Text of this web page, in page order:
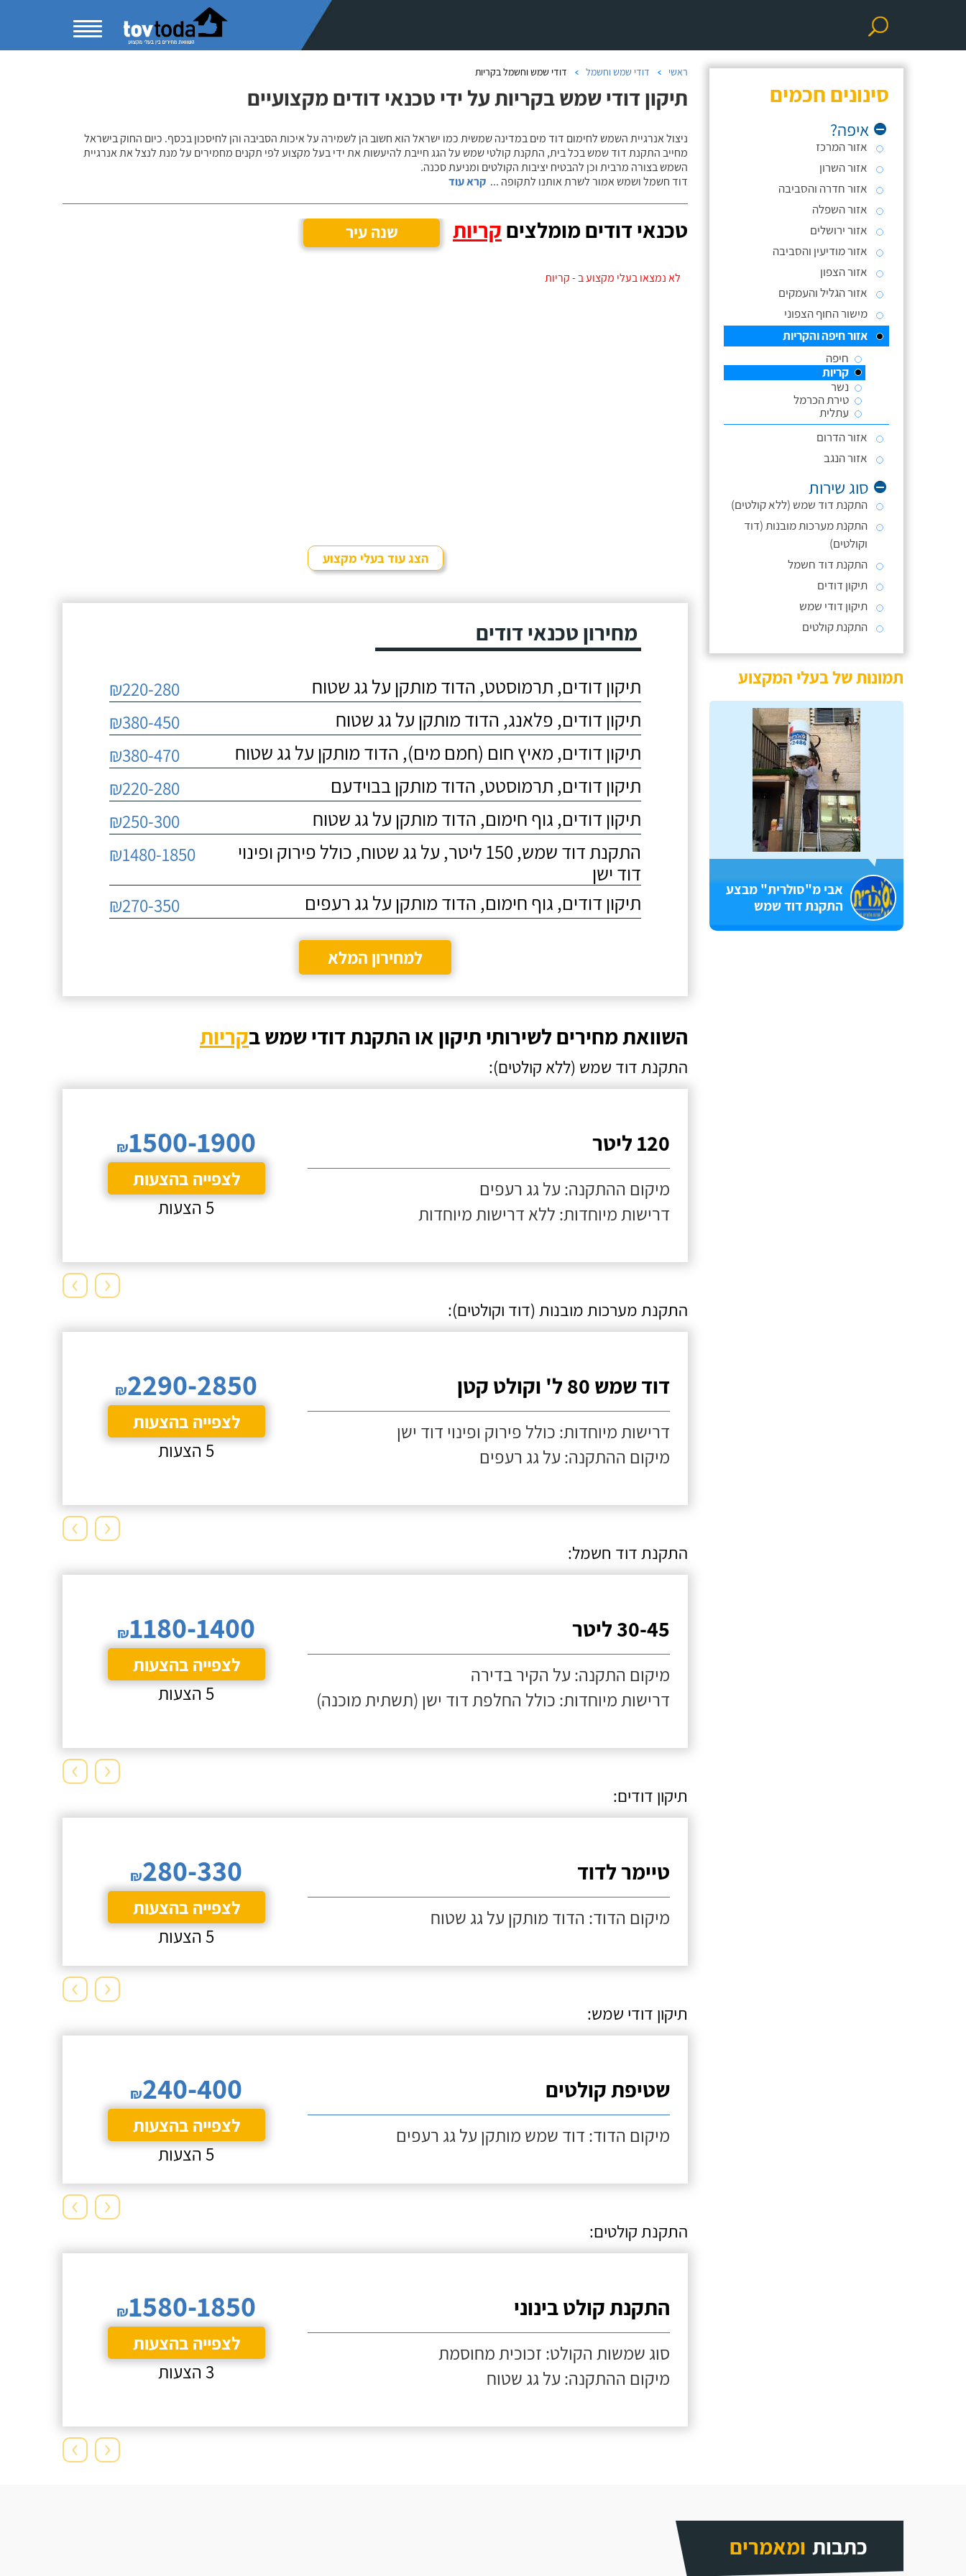
סינונים חכמים
איפה?
אזור המרכז
אזור השרון
אזור חדרה והסביבה
אזור השפלה
אזור ירושלים
אזור מודיעין והסביבה
אזור הצפון
אזור הגליל והעמקים
מישור החוף הצפוני
אזור חיפה והקריות
חיפה
קריות
נשר
טירת הכרמל
עתלית
אזור הדרום
אזור הנגב
סוג שירות
התקנת דוד שמש (ללא קולטים)
התקנת מערכות מובנות (דוד
וקולטים)
התקנת דוד חשמל
תיקון דודים
תיקון דודי שמש
התקנת קולטים
תמונות של בעלי המקצוע
אבי מ"סולרית" מבצע
התקנת דוד שמש
ראשי דודי שמש וחשמל דודי שמש וחשמל בקריות
תיקון דודי שמש בקריות על ידי טכנאי דודים מקצועיים
ניצול אנרגיית השמש לחימום דוד מים במדינה שמשית כמו ישראל הוא חשוב הן לשמירה על איכות הסביבה והן לחיסכון בכסף. כיום החוק בישראל
מחייב התקנת דוד שמש בכל בית, התקנת קולטי שמש על הגג חייבת להיעשות את ידי בעל מקצוע לפי תקנים מחמירים על מנת לנצל את אנרגיית
השמש בצורה מרבית וכן להבטיח יציבות הקולטים ומניעת סכנה.
דוד חשמל ושמש אמור לשרת אותנו לתקופה ... קרא עוד
טכנאי דודים מומלצים קריות שנה עיר
לא נמצאו בעלי מקצוע ב - קריות
הצג עוד בעלי מקצוע
מחירון טכנאי דודים
תיקון דודים, תרמוסטט, הדוד מותקן על גג שטוח ₪220-280
תיקון דודים, פלאנג, הדוד מותקן על גג שטוח ₪380-450
תיקון דודים, מאיץ חום (חמם מים), הדוד מותקן על גג שטוח ₪380-470
תיקון דודים, תרמוסטט, הדוד מותקן בבוידעם ₪220-280
תיקון דודים, גוף חימום, הדוד מותקן על גג שטוח ₪250-300
התקנת דוד שמש, 150 ליטר, על גג שטוח, כולל פירוק ופינוי
דוד ישן
₪1480-1850
תיקון דודים, גוף חימום, הדוד מותקן על גג רעפים ₪270-350
למחירון המלא
השוואת מחירים לשירותי תיקון או התקנת דודי שמש בקריות
התקנת דוד שמש (ללא קולטים):
120 ליטר
מיקום ההתקנה: על גג רעפים
דרישות מיוחדות: ללא דרישות מיוחדות
₪1500-1900
לצפייה בהצעות
5 הצעות
› ‹
התקנת מערכות מובנות (דוד וקולטים):
דוד שמש 80 ל' וקולט קטן
דרישות מיוחדות: כולל פירוק ופינוי דוד ישן
מיקום ההתקנה: על גג רעפים
₪2290-2850
לצפייה בהצעות
5 הצעות
› ‹
התקנת דוד חשמל:
30-45 ליטר
מיקום התקנה: על הקיר בדירה
דרישות מיוחדות: כולל החלפת דוד ישן (תשתית מוכנה)
₪1180-1400
לצפייה בהצעות
5 הצעות
› ‹
תיקון דודים:
טיימר לדוד
מיקום הדוד: הדוד מותקן על גג שטוח
₪280-330
לצפייה בהצעות
5 הצעות
› ‹
תיקון דודי שמש:
שטיפת קולטים
מיקום הדוד: דוד שמש מותקן על גג רעפים
₪240-400
לצפייה בהצעות
5 הצעות
› ‹
התקנת קולטים:
התקנת קולט בינוני
סוג שמשות הקולט: זכוכית מחוסמת
מיקום ההתקנה: על גג שטוח
₪1580-1850
לצפייה בהצעות
3 הצעות
› ‹
כתבות ומאמרים